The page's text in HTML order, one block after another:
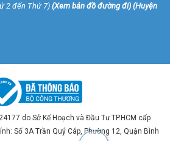
2 đến Thứ 7) (Xem bản đồ đường đi) (Huyện
do Sở Kế Hoạch và Đầu Tư TP.HCM cấp
Số 3A Trần Quý Cáp, Phường 12, Quận Bình